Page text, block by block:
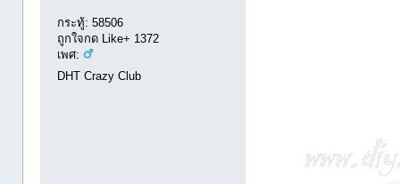
กระทู้: 58506
ถูกใจกด Like+ 1372
เพศ:
DHT Crazy Club